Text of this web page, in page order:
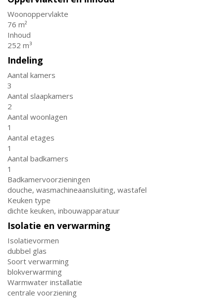
Woonoppervlakte
76 m²
Inhoud
252 m³
Indeling
Aantal kamers
3
Aantal slaapkamers
2
Aantal woonlagen
1
Aantal etages
1
Aantal badkamers
1
Badkamervoorzieningen
douche, wasmachineaansluiting, wastafel
Keuken type
dichte keuken, inbouwapparatuur
Isolatie en verwarming
Isolatievormen
dubbel glas
Soort verwarming
blokverwarming
Warmwater installatie
centrale voorziening